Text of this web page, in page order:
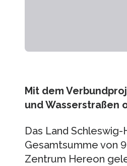
Mit dem
und Wasserstraßen
Das Land
Gesamtsumme von
Zentrum Hereon